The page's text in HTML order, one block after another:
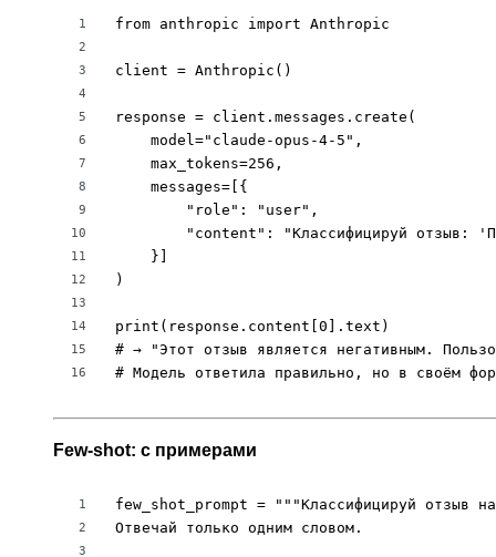
1
2
3
4
5
6
7
8
9
10
11
12
13
14
15
16
from anthropic import Anthropic
client = Anthropic()
response = client.messages.create(
    model="claude-opus-4-5",
    max_tokens=256,
    messages=[{
        "role": "user",
"content": "Классифицируй отзыв:
    }]
)
print(response.content[0].text)
# → "Этот отзыв является негативным.
# Модель ответила правильно, но в своём
Few-shot: с примерами
1
2
3
few_shot_prompt = """Классифицируй
Отвечай только одним словом.